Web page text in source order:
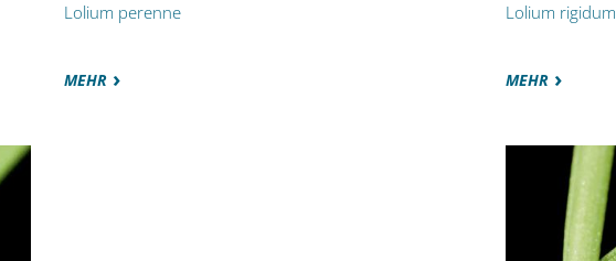
Lolium perenne
MEHR
Lolium rigidum
MEHR